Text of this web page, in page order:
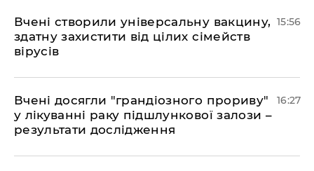
Вчені створили універсальну вакцину,
здатну захистити від цілих сімейств
вірусів
15:56
Вчені досягли "грандіозного прориву"
у лікуванні раку підшлункової залози –
результати дослідження
16:27